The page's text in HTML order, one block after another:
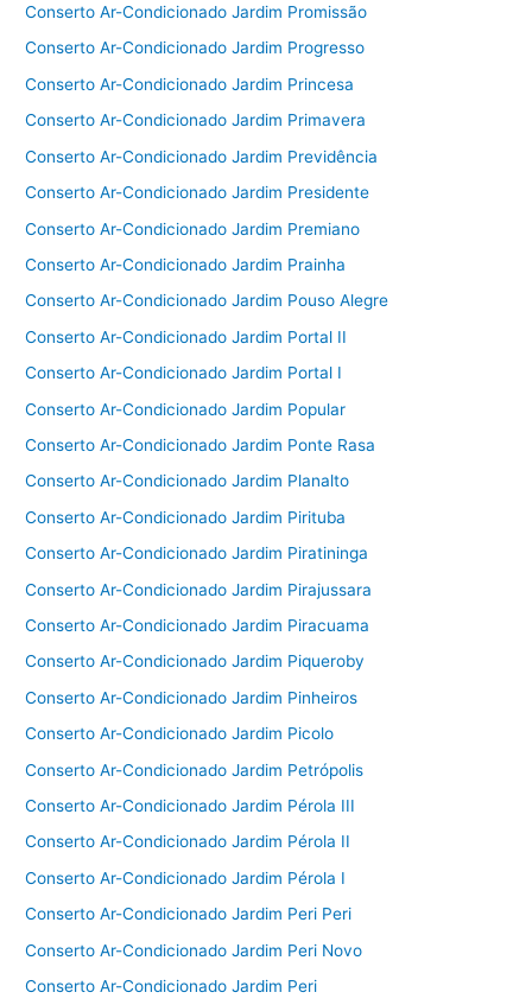
Conserto Ar-Condicionado Jardim Promissão
Conserto Ar-Condicionado Jardim Progresso
Conserto Ar-Condicionado Jardim Princesa
Conserto Ar-Condicionado Jardim Primavera
Conserto Ar-Condicionado Jardim Previdência
Conserto Ar-Condicionado Jardim Presidente
Conserto Ar-Condicionado Jardim Premiano
Conserto Ar-Condicionado Jardim Prainha
Conserto Ar-Condicionado Jardim Pouso Alegre
Conserto Ar-Condicionado Jardim Portal II
Conserto Ar-Condicionado Jardim Portal I
Conserto Ar-Condicionado Jardim Popular
Conserto Ar-Condicionado Jardim Ponte Rasa
Conserto Ar-Condicionado Jardim Planalto
Conserto Ar-Condicionado Jardim Pirituba
Conserto Ar-Condicionado Jardim Piratininga
Conserto Ar-Condicionado Jardim Pirajussara
Conserto Ar-Condicionado Jardim Piracuama
Conserto Ar-Condicionado Jardim Piqueroby
Conserto Ar-Condicionado Jardim Pinheiros
Conserto Ar-Condicionado Jardim Picolo
Conserto Ar-Condicionado Jardim Petrópolis
Conserto Ar-Condicionado Jardim Pérola III
Conserto Ar-Condicionado Jardim Pérola II
Conserto Ar-Condicionado Jardim Pérola I
Conserto Ar-Condicionado Jardim Peri Peri
Conserto Ar-Condicionado Jardim Peri Novo
Conserto Ar-Condicionado Jardim Peri